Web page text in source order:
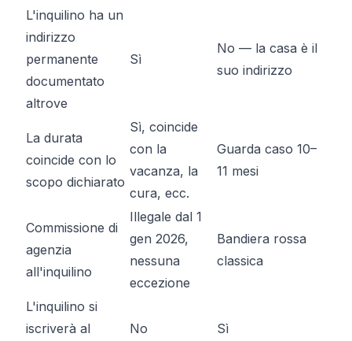
L'inquilino ha un
indirizzo
permanente
documentato
altrove
Sì
No — la casa è il
suo indirizzo
La durata
coincide con lo
scopo dichiarato
Sì, coincide
con la
vacanza, la
cura, ecc.
Guarda caso 10–
11 mesi
Commissione di
agenzia
all'inquilino
Illegale dal 1
gen 2026,
nessuna
eccezione
Bandiera rossa
classica
L'inquilino si
iscriverà al
No Sì